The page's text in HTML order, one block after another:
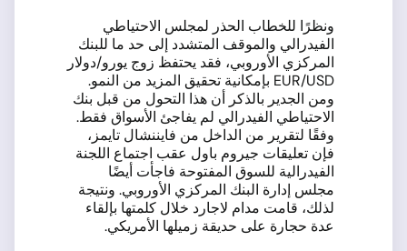
ونظرًا للخطاب الحذر لمجلس الاحتياطي
الفيدرالي والموقف المتشدد إلى حد ما للبنك
المركزي الأوروبي، فقد يحتفظ زوج يورو/دولار
EUR/USD بإمكانية تحقيق المزيد من النمو.
ومن الجدير بالذكر أن هذا التحول من قبل بنك
الاحتياطي الفيدرالي لم يفاجئ الأسواق فقط.
وفقًا لتقرير من الداخل من فايننشال تايمز،
فإن تعليقات جيروم باول عقب اجتماع اللجنة
الفيدرالية للسوق المفتوحة فاجأت أيضًا
مجلس إدارة البنك المركزي الأوروبي. ونتيجة
لذلك، قامت مدام لاجارد خلال كلمتها بإلقاء
عدة حجارة على حديقة زميلها الأمريكي.